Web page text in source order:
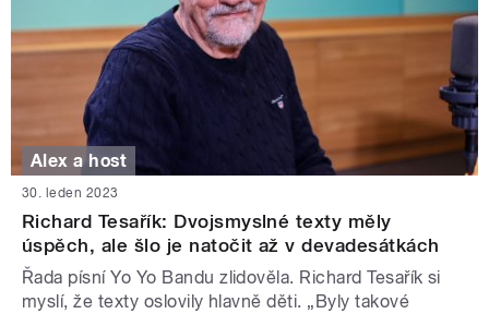
Alex a host
30. leden 2023
Richard Tesařík: Dvojsmyslné texty měly
úspěch, ale šlo je natočit až v devadesátkách
Řada písní Yo Yo Bandu zlidověla. Richard Tesařík si
myslí, že texty oslovily hlavně děti. „Byly takové